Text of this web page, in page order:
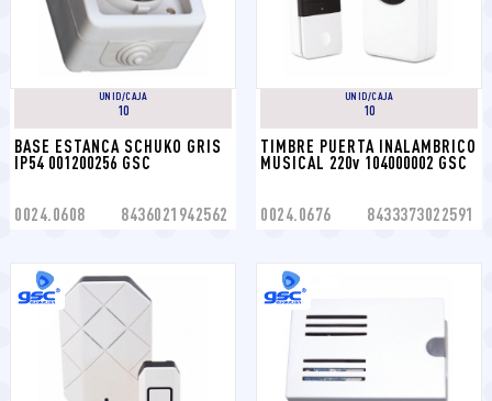
UNID/CAJA
10
BASE ESTANCA SCHUKO GRIS
IP54 001200256 GSC
0024.0608 8436021942562
UNID/CAJA
10
TIMBRE PUERTA INALAMBRICO
MUSICAL 220v 104000002 GSC
0024.0676 8433373022591